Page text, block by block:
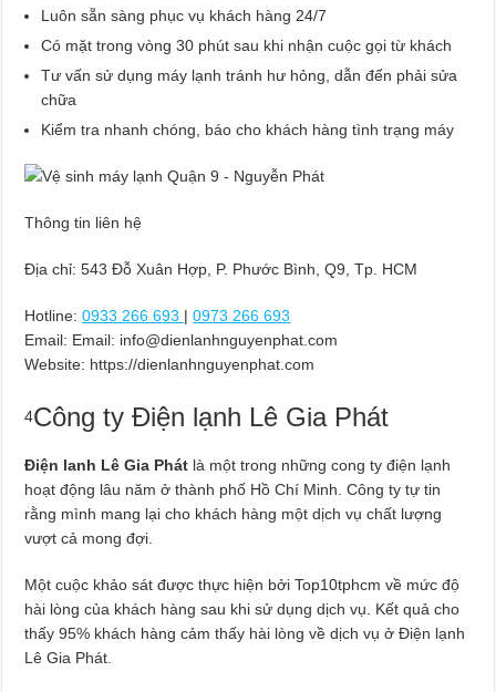
Luôn sẵn sàng phục vụ khách hàng 24/7
Có mặt trong vòng 30 phút sau khi nhận cuộc gọi từ khách
Tư vấn sử dụng máy lạnh tránh hư hỏng, dẫn đến phải sửa
chữa
Kiểm tra nhanh chóng, báo cho khách hàng tình trạng máy
Thông tin liên hệ
Địa chỉ: 543 Đỗ Xuân Hợp, P. Phước Bình, Q9, Tp. HCM
Hotline: 0933 266 693 |0973 266 693
Email: Email: info@dienlanhnguyenphat.com
Website: https://dienlanhnguyenphat.com
4Công ty Điện lạnh Lê Gia Phát
Điện lanh Lê Gia Phát là một trong những cong ty điện lạnh
hoạt động lâu năm ở thành phố Hồ Chí Minh. Công ty tự tin
rằng mình mang lại cho khách hàng một dịch vụ chất lượng
vượt cả mong đợi.
Một cuộc khảo sát được thực hiện bởi Top10tphcm về mức độ
hài lòng của khách hàng sau khi sử dụng dịch vụ. Kết quả cho
thấy 95% khách hàng cảm thấy hài lòng về dịch vụ ở Điện lạnh
Lê Gia Phát.